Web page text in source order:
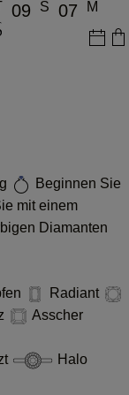
09 S 07 M
Beginnen Sie
mit einem
Diamanten
Radiant
Asscher
Halo